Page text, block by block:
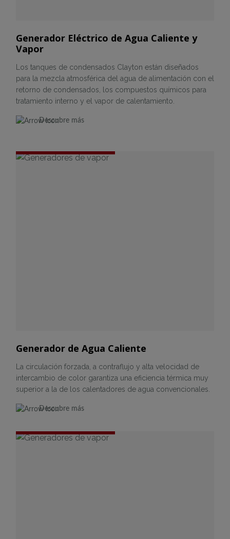
Generador Eléctrico de Agua Caliente y
Vapor
Los tanques de condensados Clayton están diseñados
para la mezcla atmosférica del agua de alimentación con el
retorno de condensados, los compuestos químicos para
tratamiento interno y el vapor de calentamiento.
Descubre más
Generador de Agua Caliente
La circulación forzada, a contraflujo y alta velocidad de
intercambio de color garantiza una eficiencia térmica muy
superior a la de los calentadores de agua convencionales.
Descubre más